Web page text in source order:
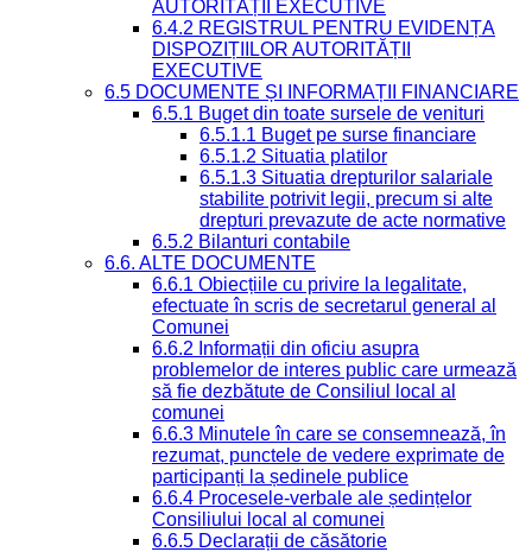
AUTORITĂȚII EXECUTIVE
6.4.2 REGISTRUL PENTRU EVIDENȚA
DISPOZIȚIILOR AUTORITĂȚII
EXECUTIVE
6.5 DOCUMENTE ȘI INFORMAȚII FINANCIARE
6.5.1 Buget din toate sursele de venituri
6.5.1.1 Buget pe surse financiare
6.5.1.2 Situatia platilor
6.5.1.3 Situatia drepturilor salariale
stabilite potrivit legii, precum si alte
drepturi prevazute de acte normative
6.5.2 Bilanturi contabile
6.6. ALTE DOCUMENTE
6.6.1 Obiecțiile cu privire la legalitate,
efectuate în scris de secretarul general al
Comunei
6.6.2 Informații din oficiu asupra
problemelor de interes public care urmează
să fie dezbătute de Consiliul local al
comunei
6.6.3 Minutele în care se consemnează, în
rezumat, punctele de vedere exprimate de
participanți la ședinele publice
6.6.4 Procesele-verbale ale ședințelor
Consiliului local al comunei
6.6.5 Declarații de căsătorie